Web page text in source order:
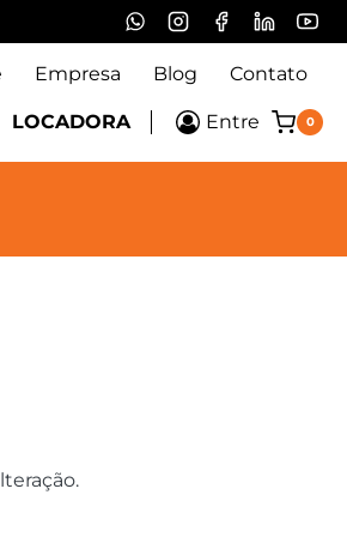
Empresa Blog Contato
LOCADORA Entre 0